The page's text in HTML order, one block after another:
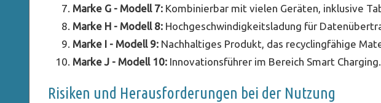
Marke G - Modell 7: Kombinierbar mit vielen Geräten, inklusive
Marke H - Modell 8: Hochgeschwindigkeitsladung für
Marke I - Modell 9: Nachhaltiges Produkt, das recyclingfähige
Marke J - Modell 10: Innovationsführer im Bereich Smart Charging.
Risiken und Herausforderungen bei der Nutzung